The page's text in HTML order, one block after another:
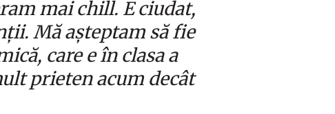
mai chill. E ciudat,
Mă așteptam să fie
care e în clasa a
prieten acum decât